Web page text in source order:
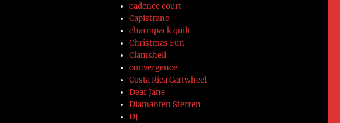
cadence court
Capistrano
charmpack quilt
Christmas Fun
Clamshell
convergence
Costa Rica Cartwheel
Dear Jane
Diamanten Sterren
DJ